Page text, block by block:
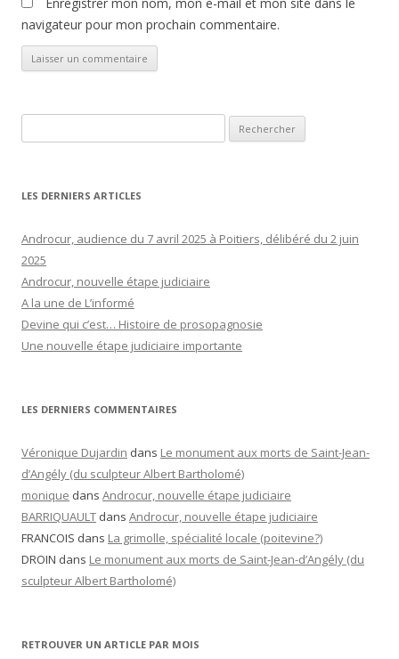
navigateur pour mon prochain commentaire.
LES DERNIERS ARTICLES
Androcur, audience du 7 avril 2025 à Poitiers, délibéré du 2 juin
2025
Androcur, nouvelle étape judiciaire
A la une de L’informé
Devine qui c’est… Histoire de prosopagnosie
Une nouvelle étape judiciaire importante
LES DERNIERS COMMENTAIRES
Véronique Dujardin dans Le monument aux morts de Saint-Jean-
d’Angély (du sculpteur Albert Bartholomé)
monique dans Androcur, nouvelle étape judiciaire
BARRIQUAULT dans Androcur, nouvelle étape judiciaire
FRANCOIS dans La grimolle, spécialité locale (poitevine?)
DROIN dans Le monument aux morts de Saint-Jean-d’Angély (du
sculpteur Albert Bartholomé)
RETROUVER UN ARTICLE PAR MOIS